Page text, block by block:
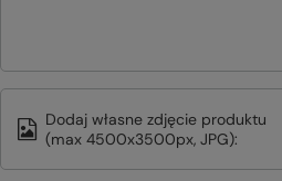
Dodaj własne zdjęcie produktu
(max 4500x3500px, JPG):